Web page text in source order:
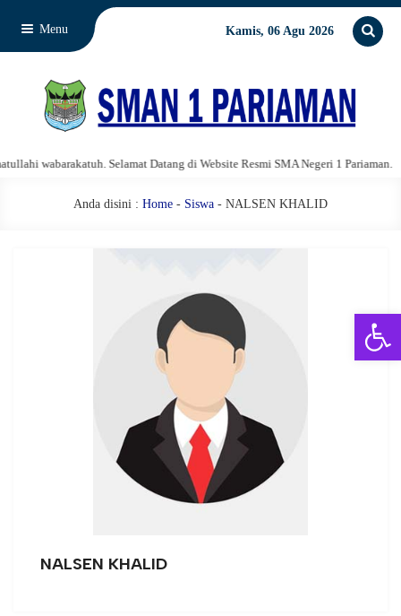
Menu Kamis, 06 Agu 2026
wabarakatuh. Selamat Datang di Website Resmi SMA Negeri 1 Pariaman.
Anda disini : Home - Siswa - NALSEN KHALID
NALSEN KHALID